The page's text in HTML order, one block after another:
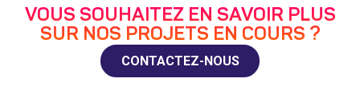
VOUS SOUHAITEZ EN SAVOIR PLUS
SUR NOS PROJETS EN COURS ?
CONTACTEZ-NOUS